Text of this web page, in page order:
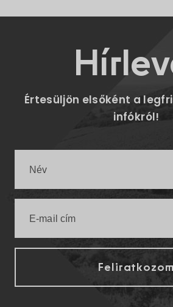
Értesüljön elsőként a
infókról!